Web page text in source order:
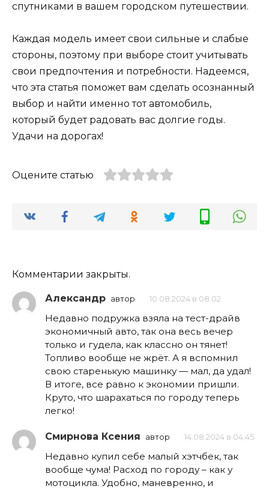
спутниками в вашем городском путешествии.
Каждая модель имеет свои сильные и слабые
стороны, поэтому при выборе стоит учитывать
свои предпочтения и потребности. Надеемся,
что эта статья поможет вам сделать осознанный
выбор и найти именно тот автомобиль,
который будет радовать вас долгие годы.
Удачи на дорогах!
Оцените статью
Комментарии закрыты.
Александр автор 10.08.2024 в 08:02
Недавно подружка взяла на тест-драйв
экономичный авто, так она весь вечер
только и гудела, как классно он тянет!
Топливо вообще не жрёт. А я вспомнил
свою старенькую машинку — мал, да удал!
В итоге, все равно к экономии пришли.
Круто, что шарахаться по городу теперь
легко!
Смирнова Ксения автор 14.08.2024 в 04:45
Недавно купил себе малый хэтчбек, так
вообще чума! Расход по городу – как у
мотоцикла. Удобно, маневренно, и